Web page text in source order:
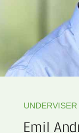
UNDERVISER
Emil